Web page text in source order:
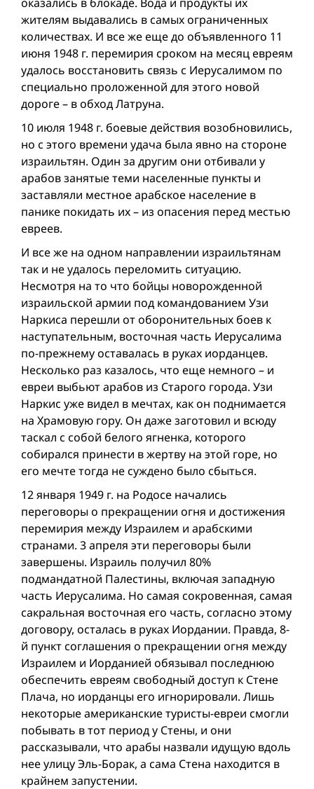
жителям выдавались в самых ограниченных
количествах. И все же еще до объявленного 11
июня 1948 г. перемирия сроком на месяц евреям
удалось восстановить связь с Иерусалимом по
специально проложенной для этого новой
дороге – в обход Латруна.
10 июля 1948 г. боевые действия возобновились,
но с этого времени удача была явно на стороне
израильтян. Один за другим они отбивали у
арабов занятые теми населенные пункты и
заставляли местное арабское население в
панике покидать их – из опасения перед местью
евреев.
И все же на одном направлении израильтянам
так и не удалось переломить ситуацию.
Несмотря на то что бойцы новорожденной
израильской армии под командованием Узи
Наркиса перешли от оборонительных боев к
наступательным, восточная часть Иерусалима
по-прежнему оставалась в руках иорданцев.
Несколько раз казалось, что еще немного – и
евреи выбьют арабов из Старого города. Узи
Наркис уже видел в мечтах, как он поднимается
на Храмовую гору. Он даже заготовил и всюду
таскал с собой белого ягненка, которого
собирался принести в жертву на этой горе, но
его мечте тогда не суждено было сбыться.
12 января 1949 г. на Родосе начались
переговоры о прекращении огня и достижения
перемирия между Израилем и арабскими
странами. 3 апреля эти переговоры были
завершены. Израиль получил 80%
подмандатной Палестины, включая западную
часть Иерусалима. Но самая сокровенная, самая
сакральная восточная его часть, согласно этому
договору, осталась в руках Иордании. Правда, 8-
й пункт соглашения о прекращении огня между
Израилем и Иорданией обязывал последнюю
обеспечить евреям свободный доступ к Стене
Плача, но иорданцы его игнорировали. Лишь
некоторые американские туристы-евреи смогли
побывать в тот период у Стены, и они
рассказывали, что арабы назвали идущую вдоль
нее улицу Эль-Борак, а сама Стена находится в
крайнем запустении.